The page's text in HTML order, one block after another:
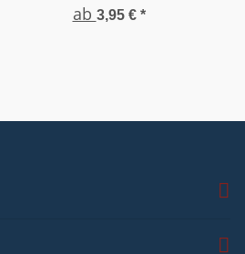
700 Serie
ab 3,95 € *